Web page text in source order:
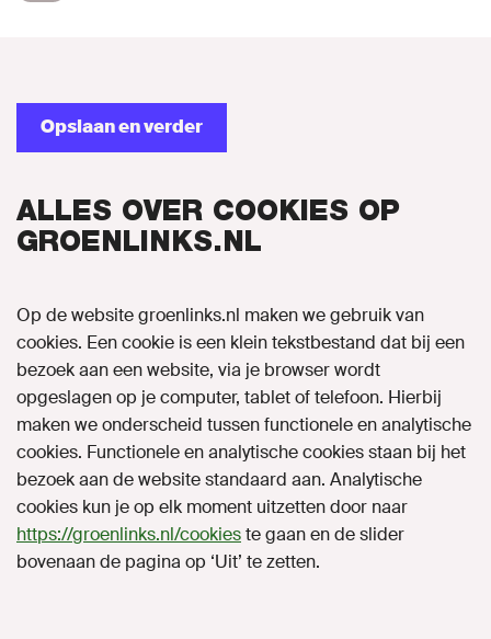
Opslaan en verder
ALLES OVER COOKIES OP
GROENLINKS.NL
Op de website groenlinks.nl maken we gebruik van
cookies. Een cookie is een klein tekstbestand dat bij een
bezoek aan een website, via je browser wordt
opgeslagen op je computer, tablet of telefoon. Hierbij
maken we onderscheid tussen functionele en analytische
cookies. Functionele en analytische cookies staan bij het
bezoek aan de website standaard aan. Analytische
cookies kun je op elk moment uitzetten door naar
https://groenlinks.nl/cookieste gaan en de slider
bovenaan de pagina op ‘Uit’ te zetten.